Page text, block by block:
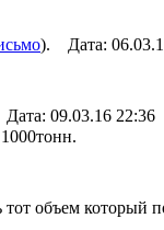
). Дата:
09.03.16 22:36
объем который